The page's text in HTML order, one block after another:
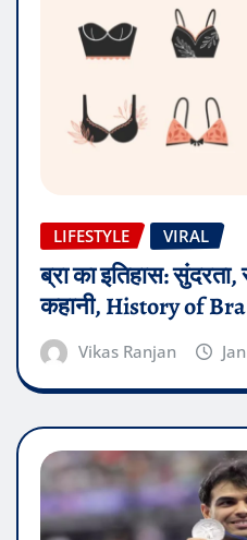
LIFESTYLE VIRAL
ब्रा का इतिहास:
कहानी, History of Bra
Vikas Ranjan